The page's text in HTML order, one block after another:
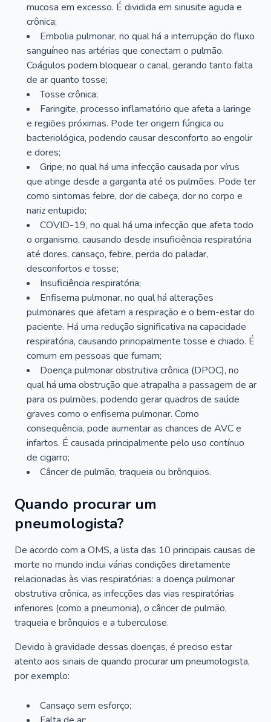
mucosa em excesso. É dividida em sinusite aguda e
crônica;
Embolia pulmonar, no qual há a interrupção do fluxo
sanguíneo nas artérias que conectam o pulmão.
Coágulos podem bloquear o canal, gerando tanto falta
de ar quanto tosse;
Tosse crônica;
Faringite, processo inflamatório que afeta a laringe
e regiões próximas. Pode ter origem fúngica ou
bacteriológica, podendo causar desconforto ao engolir
e dores;
Gripe, no qual há uma infecção causada por vírus
que atinge desde a garganta até os pulmões. Pode ter
como sintomas febre, dor de cabeça, dor no corpo e
nariz entupido;
COVID-19, no qual há uma infecção que afeta todo
o organismo, causando desde insuficiência respiratória
até dores, cansaço, febre, perda do paladar,
desconfortos e tosse;
Insuficiência respiratória;
Enfisema pulmonar, no qual há alterações
pulmonares que afetam a respiração e o bem-estar do
paciente. Há uma redução significativa na capacidade
respiratória, causando principalmente tosse e chiado. É
comum em pessoas que fumam;
Doença pulmonar obstrutiva crônica (DPOC), no
qual há uma obstrução que atrapalha a passagem de ar
para os pulmões, podendo gerar quadros de saúde
graves como o enfisema pulmonar. Como
consequência, pode aumentar as chances de AVC e
infartos. É causada principalmente pelo uso contínuo
de cigarro;
Câncer de pulmão, traqueia ou brônquios.
Quando procurar um
pneumologista?
De acordo com a OMS, a lista das 10 principais causas de
morte no mundo inclui várias condições diretamente
relacionadas às vias respiratórias: a doença pulmonar
obstrutiva crônica, as infecções das vias respiratórias
inferiores (como a pneumonia), o câncer de pulmão,
traqueia e brônquios e a tuberculose.
Devido à gravidade dessas doenças, é preciso estar
atento aos sinais de quando procurar um pneumologista,
por exemplo:
Cansaço sem esforço;